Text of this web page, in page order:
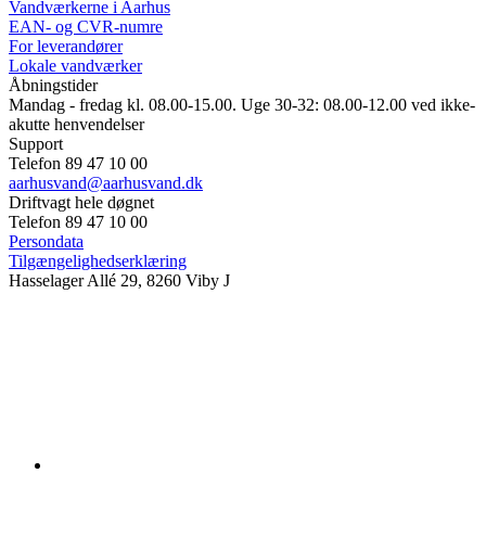
Vandværkerne i Aarhus
EAN- og CVR-numre
For leverandører
Lokale vandværker
Åbningstider
Mandag - fredag kl. 08.00-15.00. Uge 30-32: 08.00-12.00 ved ikke-
akutte henvendelser
Support
Telefon 89 47 10 00
aarhusvand@aarhusvand.dk
Driftvagt hele døgnet
Telefon 89 47 10 00
Persondata
Tilgængelighedserklæring
Hasselager Allé 29, 8260 Viby J